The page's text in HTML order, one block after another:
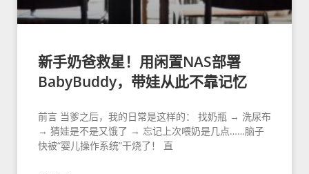
新手奶爸救星！用闲置NAS部署
BabyBuddy，带娃从此不靠记忆
前言 当爹之后，我的日常是这样的： 找奶瓶 → 洗尿布
→ 猜娃是不是又饿了 → 忘记上次喂奶是几点……脑子
快被“婴儿操作系统”干烧了！ 直